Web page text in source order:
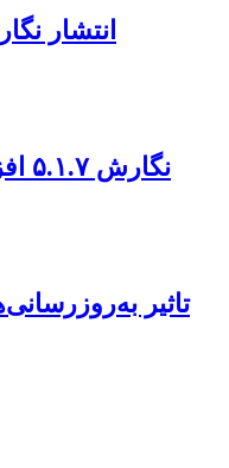
انتشار نگارش 5.1.8 افزونهٔ
نگارش ۵.۱.۷ افزونه پارسی دیت منتشر شد
تاثیر